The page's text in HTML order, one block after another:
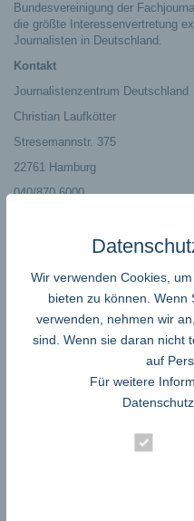
Bundesvereinigung der
die größte Interessenvertretung
Journalisten in Deutschland.
Kontakt
Journalistenzentrum Deutschland
Christian Laufkötter
Stresemannstr. 375
22761 Hamburg
040/870 6000
http://www.journalistenverbaende.de
Zum fünften Mal findet in
Google Adsense
Wir verwenden Cookies,
bieten zu können. Wenn
verwenden, nehmen wir
sind. Wenn sie daran nicht
auf
Für weitere